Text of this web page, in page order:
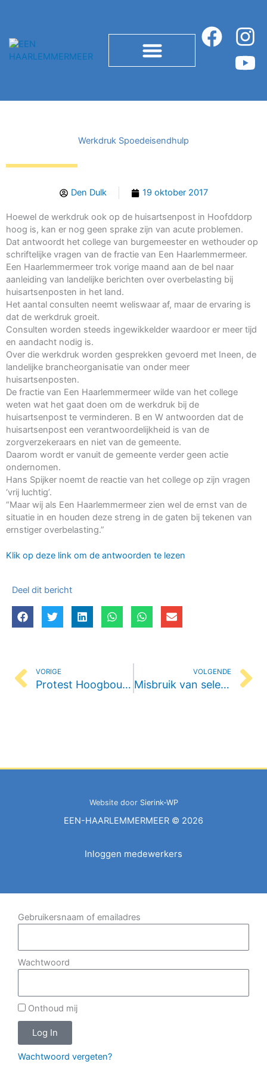
inhoud
F
a
e
I
n
s
t
Y
o
u
t
Werkdruk Spoedeisendhulp
Den Dulk 19 oktober 2017
Hoewel de werkdruk ook op de huisartsenpost in Hoofddorp
hoog is, kan er nog geen sprake zijn van acute problemen.
Dat antwoordt het college van burgemeester en wethouder op
schriftelijke vragen van de fractie van Een Haarlemmermeer.
Een Haarlemmermeer trok vorige maand aan de bel naar
aanleiding van landelijke berichten over overbelasting bij
huisartsenposten in het land.
Het aantal consulten neemt weliswaar af, maar de ervaring is
dat de werkdruk groeit.
Consulten worden steeds ingewikkelder waardoor er meer tijd
en aandacht nodig is.
Over die werkdruk worden gesprekken gevoerd met Ineen, de
landelijke brancheorganisatie van onder meer
huisartsenposten.
De fractie van Een Haarlemmermeer wilde van het college
weten wat het gaat doen om de werkdruk bij de
huisartsenpost te verminderen. B en W antwoorden dat de
huisartsenpost een verantwoordelijkheid is van de
zorgverzekeraars en niet van de gemeente.
Daarom wordt er vanuit de gemeente verder geen actie
ondernomen.
Hans Spijker noemt de reactie van het college op zijn vragen
‘vrij luchtig’.
“Maar wij als Een Haarlemmermeer zien wel de ernst van de
situatie in en houden deze streng in de gaten bij tekenen van
ernstiger overbelasting.”
Klik op deze link om de antwoorden te lezen
Deel dit bericht
Vorige
VORIGE
Protest Hoogbouw Assumburg 2-4
VOLGENDE
Misbruik van selectieve participatie
Website door Sierink-WP
EEN-HAARLEMMERMEER © 2026
Inloggen medewerkers
Gebruikersnaam of emailadres
Wachtwoord
Onthoud mij
Log In
Wachtwoord vergeten?